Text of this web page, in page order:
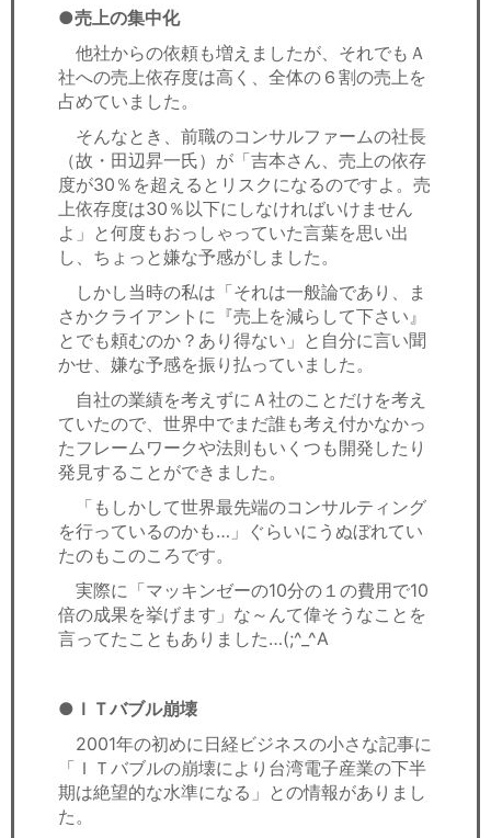
●売上の集中化
他社からの依頼も増えましたが、それでもＡ
社への売上依存度は高く、全体の６割の売上を
占めていました。
そんなとき、前職のコンサルファームの社長
（故・田辺昇一氏）が「吉本さん、売上の依存
度が30％を超えるとリスクになるのですよ。売
上依存度は30％以下にしなければいけません
よ」と何度もおっしゃっていた言葉を思い出
し、ちょっと嫌な予感がしました。
しかし当時の私は「それは一般論であり、ま
さかクライアントに『売上を減らして下さい』
とでも頼むのか？あり得ない」と自分に言い聞
かせ、嫌な予感を振り払っていました。
自社の業績を考えずにＡ社のことだけを考え
ていたので、世界中でまだ誰も考え付かなかっ
たフレームワークや法則もいくつも開発したり
発見することができました。
「もしかして世界最先端のコンサルティング
を行っているのかも…」ぐらいにうぬぼれてい
たのもこのころです。
実際に「マッキンゼーの10分の１の費用で10
倍の成果を挙げます」な～んて偉そうなことを
言ってたこともありました…(;^_^A
●ＩＴバブル崩壊
2001年の初めに日経ビジネスの小さな記事に
「ＩＴバブルの崩壊により台湾電子産業の下半
期は絶望的な水準になる」との情報がありまし
た。